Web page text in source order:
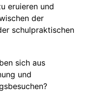
eruieren und
der
schulpraktischen
sich aus
und